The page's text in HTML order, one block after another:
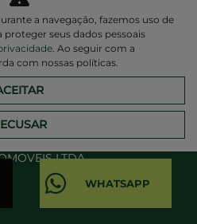
bem maior é a vida.
LTDA
a navegação, fazemos uso de
proteger seus dados pessoais
. Ao seguir com a
com nossas políticas.